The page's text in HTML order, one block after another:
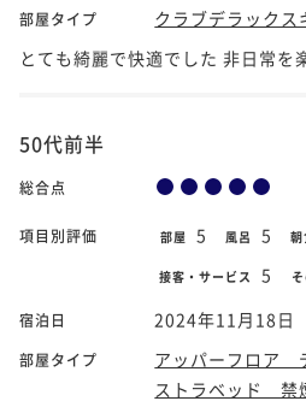
部屋タイプ
クラブデラック
とても綺麗で快適でした 非日常を
50代前半
総合点
項目別評価 部屋 5 風呂 5 朝
接客・サービス 5
宿泊日 2024年11月18日
部屋タイプ
アッパーフロア
ストラベッド 禁